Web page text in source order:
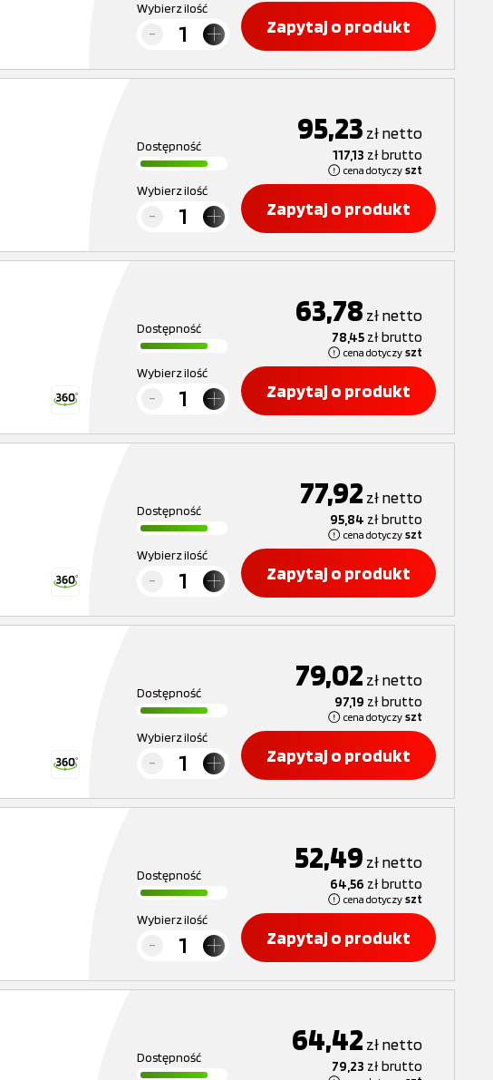
Wybierz ilość
Zapytaj o produkt
Dostępność 95,23 złnetto
117,13 złbrutto
cena dotyczy szt
Wybierz ilość
Zapytaj o produkt
Dostępność 63,78 złnetto
78,45 złbrutto
cena dotyczy szt
Wybierz ilość
Zapytaj o produkt
Dostępność 77,92 złnetto
95,84 złbrutto
cena dotyczy szt
Wybierz ilość
Zapytaj o produkt
Dostępność 79,02 złnetto
97,19 złbrutto
cena dotyczy szt
Wybierz ilość
Zapytaj o produkt
Dostępność 52,49 złnetto
64,56 złbrutto
cena dotyczy szt
Wybierz ilość
Zapytaj o produkt
Dostępność 64,42 złnetto
79,23 złbrutto